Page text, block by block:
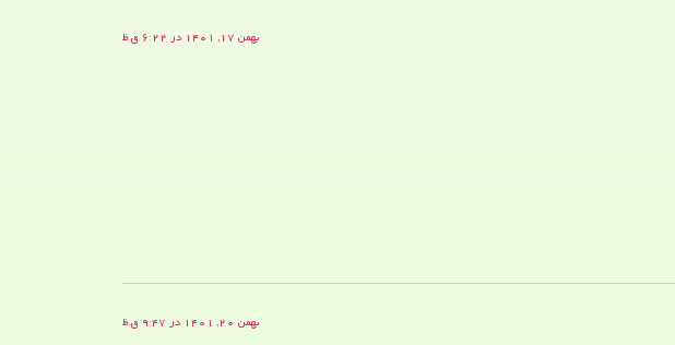
بهمن ۱۷, ۱۴۰۱ در ۶:۲۲ ق.ظ
بهمن ۲۰, ۱۴۰۱ در ۹:۴۷ ق.ظ